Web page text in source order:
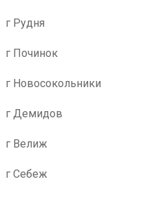
г Рудня
г Починок
г Новосокольники
г Демидов
г Велиж
г Себеж